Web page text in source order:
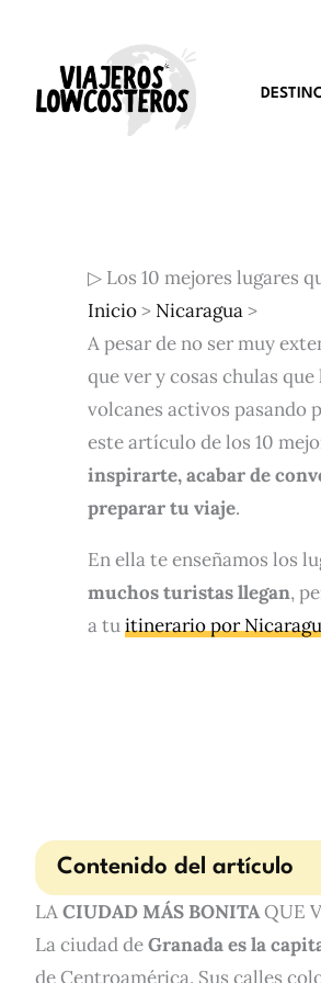
contenido
▷ Los 10 mejores lugares
Inicio> Nicaragua>
A pesar de no ser muy
que ver y cosas chulas
volcanes activos pasando
este artículo de los 10
inspirarte, acabar de
preparar tu viaje.
En ella te enseñamos los
muchos turistas llegan,
a tuitinerario por
Contenido del artículo
LACIUDAD MÁS BONITAQUE
La ciudad deGranada es la
de Centroamérica. Sus calles